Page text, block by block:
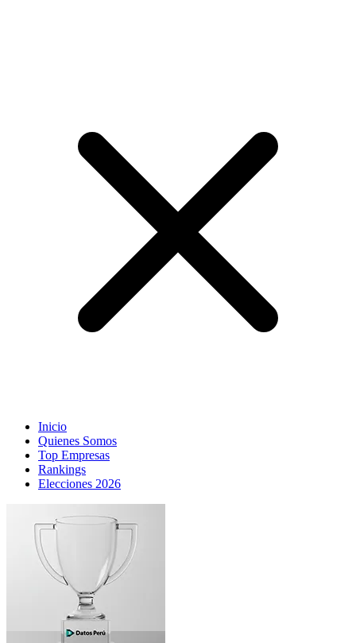
Inicio
Quienes Somos
Top Empresas
Rankings
Elecciones 2026